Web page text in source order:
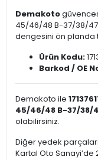
Demakoto
45/46/48 B-37/38/
dengesini ön planda
Ürün Kodu:
Barkod / OE
Demakoto ile
45/46/48 B-37/38/
olabilirsiniz.
Diğer yedek
Kartal Oto